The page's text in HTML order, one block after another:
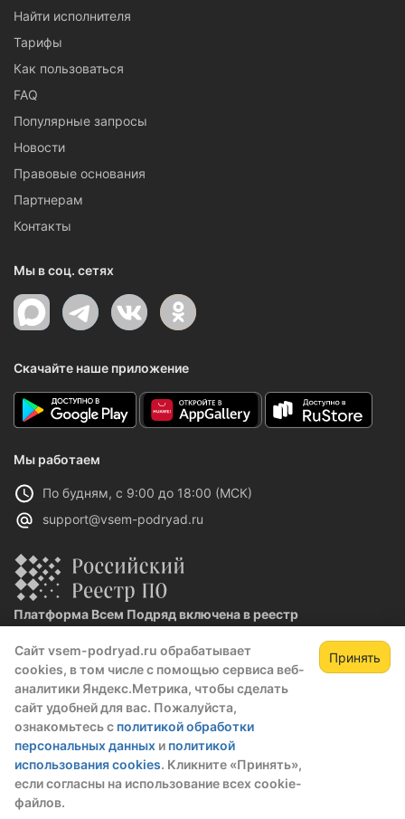
Сайт vsem-podryad.ru обрабатывает
cookies, в том числе с помощью сервиса веб-
аналитики Яндекс.Метрика, чтобы сделать
сайт удобней для вас. Пожалуйста,
ознакомьтесь с политикой обработки
персональных данных и политикой
использования cookies. Кликните «Принять»,
если согласны на использование всех cookie-
файлов.
Принять
Найти исполнителя
Тарифы
Как пользоваться
FAQ
Популярные запросы
Новости
Правовые основания
Партнерам
Контакты
Мы в соц. сетях
Скачайте наше приложение
Мы работаем
По будням, с 9:00 до 18:00 (МСК)
support@vsem-podryad.ru
Платформа Всем Подряд включена в реестр
Реестровая запись №32021 от 06.02.2026
Политика конфиденциальности
О компании
© 2016 — 2026 ООО "Промтех"